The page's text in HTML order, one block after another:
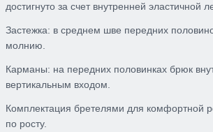
достигнуто за счет внутренней эластичной
Застежка: в среднем шве передних
молнию.
Карманы: на передних половинках брюк
вертикальным входом.
Комплектация бретелями для комфортной
по росту.